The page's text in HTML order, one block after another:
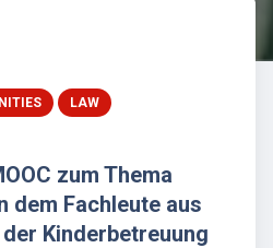
LAW
zum Thema
dem Fachleute aus
Kinderbetreuung